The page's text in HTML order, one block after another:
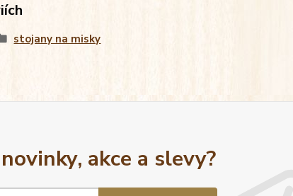
stojany na misky
akce a slevy?